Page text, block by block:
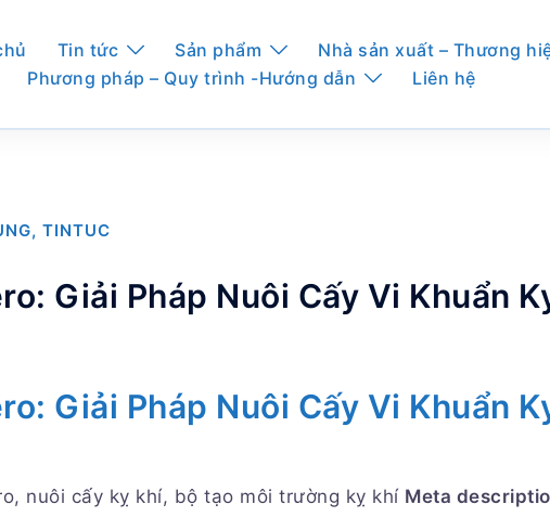
Tin tức Sản phẩm
Nhà sản xuất – Thương
Phương pháp – Quy trình -Hướng dẫn
Liên hệ
, TINTUC
Giải Pháp Nuôi Cấy Vi Khuẩn
Giải Pháp Nuôi Cấy Vi Khuẩn
nuôi cấy kỵ khí, bộ tạo môi trường kỵ khí Meta